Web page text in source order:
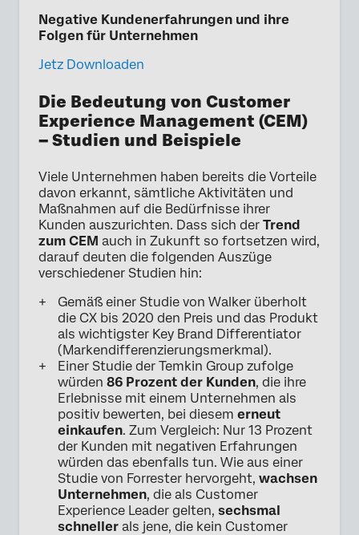
Negative Kundenerfahrungen und ihre
Folgen für Unternehmen
Jetz Downloaden
Die Bedeutung von Customer
Experience Management (CEM)
– Studien und Beispiele
Viele Unternehmen haben bereits die Vorteile
davon erkannt, sämtliche Aktivitäten und
Maßnahmen auf die Bedürfnisse ihrer
Kunden auszurichten. Dass sich der Trend
zum CEM auch in Zukunft so fortsetzen wird,
darauf deuten die folgenden Auszüge
verschiedener Studien hin:
Gemäß einer Studie von Walker überholt
die CX bis 2020 den Preis und das Produkt
als wichtigster Key Brand Differentiator
(Markendifferenzierungsmerkmal).
Einer Studie der Temkin Group zufolge
würden 86 Prozent der Kunden, die ihre
Erlebnisse mit einem Unternehmen als
positiv bewerten, bei diesem erneut
einkaufen. Zum Vergleich: Nur 13 Prozent
der Kunden mit negativen Erfahrungen
würden das ebenfalls tun. Wie aus einer
Studie von Forrester hervorgeht, wachsen
Unternehmen, die als Customer
Experience Leader gelten, sechsmal
schneller als jene, die kein Customer